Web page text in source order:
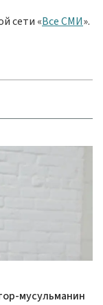
сети «Все СМИ».
мусульманин